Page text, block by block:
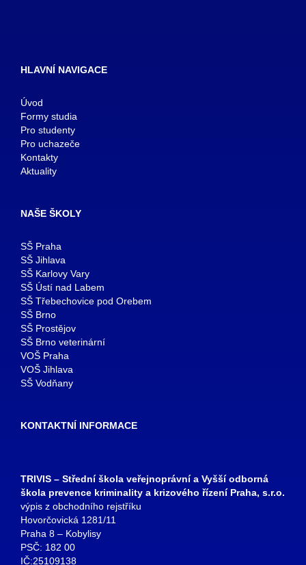
HLAVNÍ NAVIGACE
Úvod
Formy studia
Pro studenty
Pro uchazeče
Kontakty
Aktuality
NAŠE ŠKOLY
SŠ Praha
SŠ Jihlava
SŠ Karlovy Vary
SŠ Ústí nad Labem
SŠ Třebechovice pod Orebem
SŠ Brno
SŠ Prostějov
SŠ Brno veterinární
VOŠ Praha
VOŠ Jihlava
SŠ Vodňany
KONTAKTNÍ INFORMACE
TRIVIS – Střední škola veřejnoprávní a Vyšší odborná
škola prevence kriminality a krizového řízení Praha, s.r.o.
výpis z obchodního rejstříku
Hovorčovická 1281/11
Praha 8 – Kobylisy
PSČ: 182 00
IČ:25109138